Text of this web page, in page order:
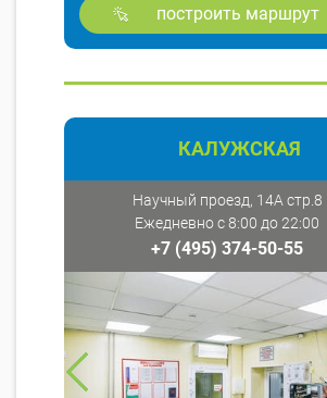
построить маршрут
КАЛУЖСКАЯ
Научный проезд, 14А стр.8
Ежедневно с 8:00 до 22:00
+7 (495) 374-50-55